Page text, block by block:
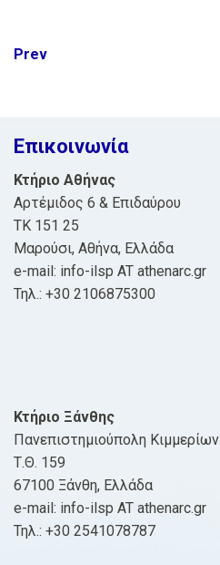
Post
Prev
Επικοινωνία
Κτήριο Αθήνας
Αρτέμιδος 6 & Επιδαύρου
ΤΚ 151 25
Μαρούσι, Αθήνα, Ελλάδα
e-mail: info-ilsp AT athenarc.gr
Τηλ.: +30 2106875300
Κτήριο Ξάνθης
Πανεπιστημιούπολη Κιμμερίων
Τ.Θ. 159
67100 Ξάνθη, Ελλάδα
e-mail: info-ilsp AT athenarc.gr
Τηλ.: +30 2541078787